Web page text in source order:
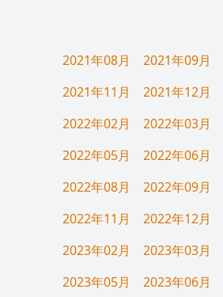
2021年08月 2021年09月
2021年11月
2021年12月
2022年02月
2022年03月
2022年05月
2022年06月
2022年08月
2022年09月
2022年11月
2022年12月
2023年02月
2023年03月
2023年05月
2023年06月